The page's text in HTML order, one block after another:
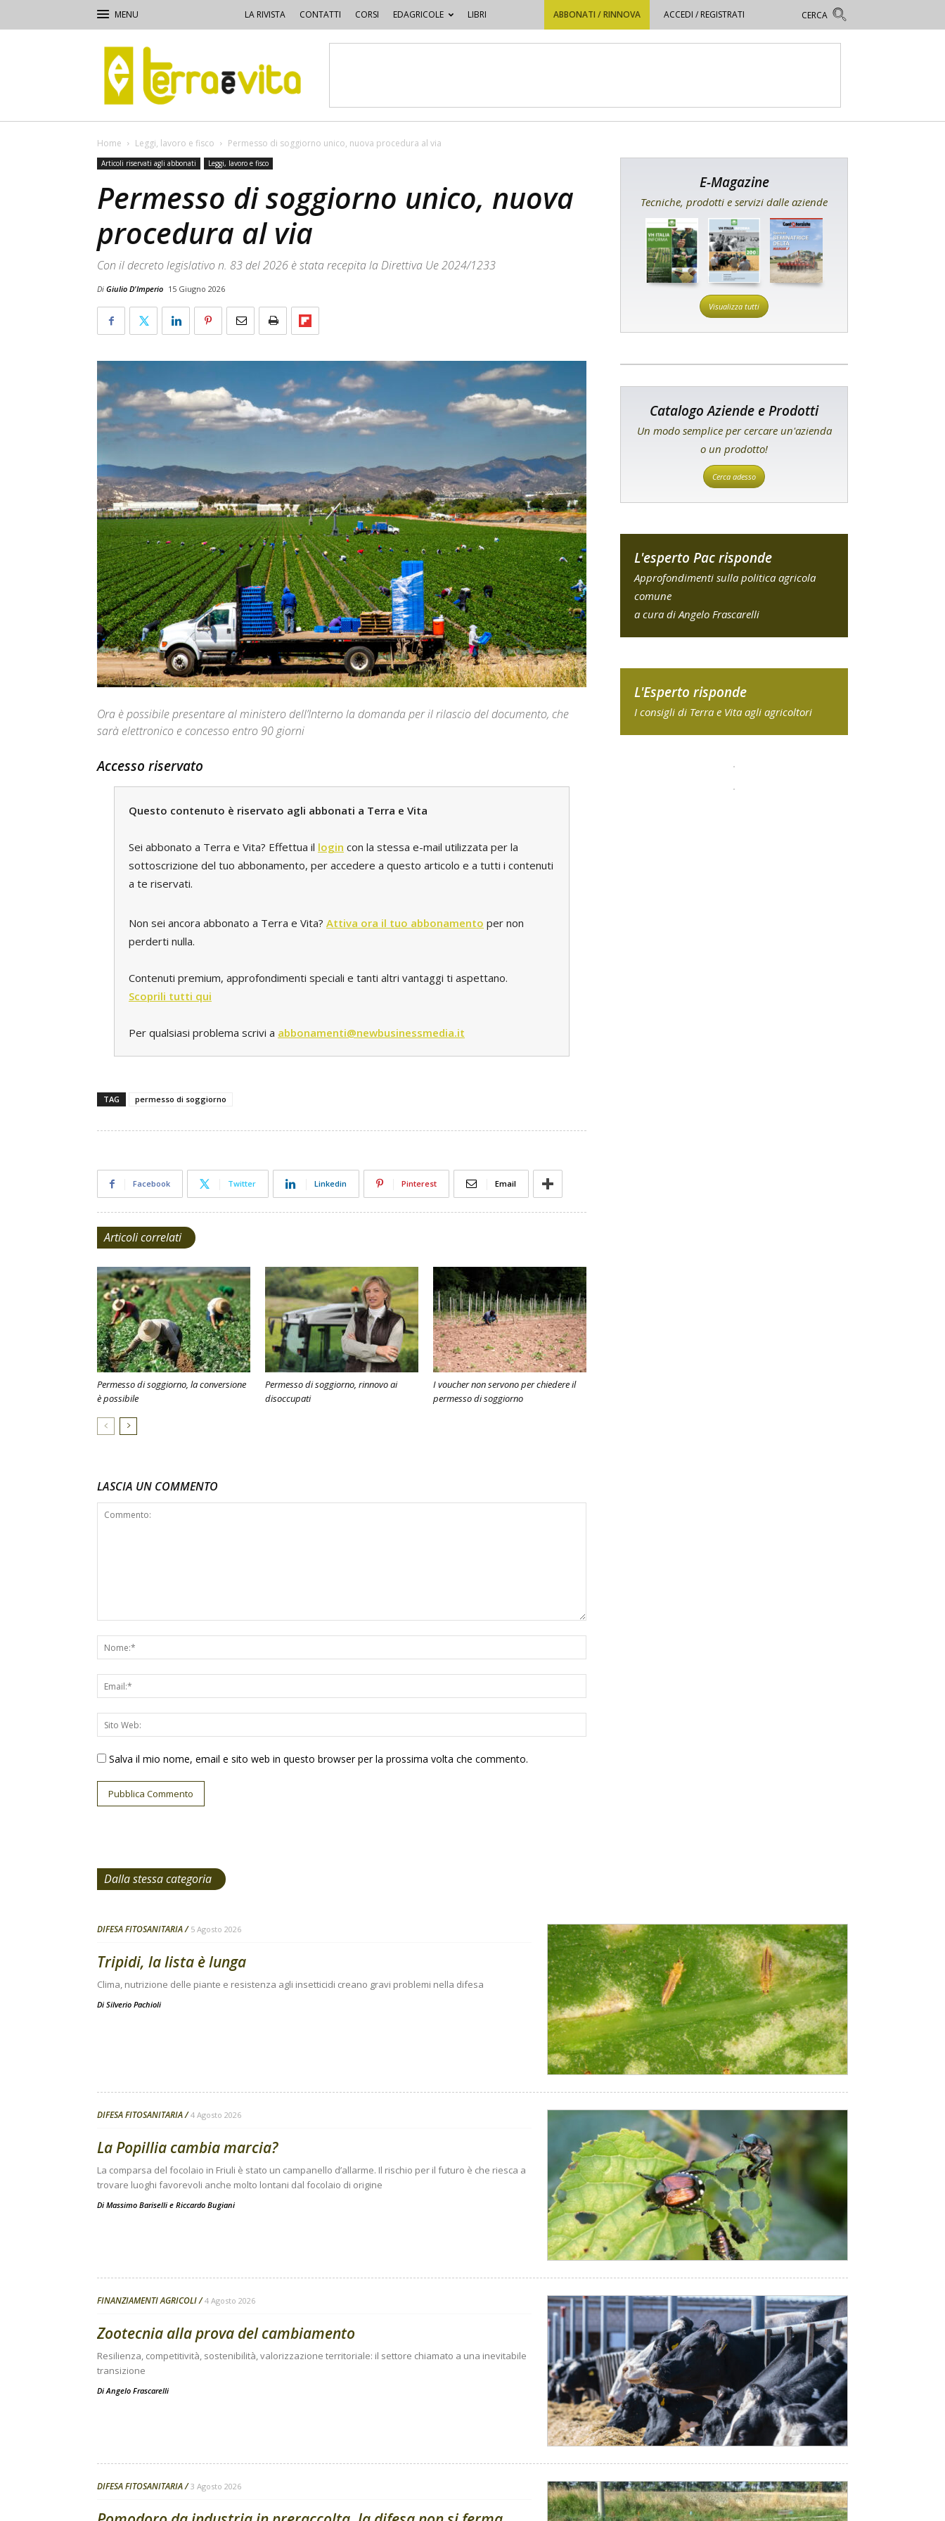
LA RIVISTA CONTATTI CORSI EDAGRICOLE LIBRI ABBONATI / RINNOVA ACCEDI / REGISTRATI
Terra
e
Vita
Home Leggi, lavoro e fisco Permesso di soggiorno unico, nuova procedura al via
Articoli riservati agli abbonati Leggi, lavoro e fisco
Permesso di soggiorno unico, nuova
procedura al via
Con il decreto legislativo n. 83 del 2026 è stata recepita la Direttiva Ue 2024/1233
Di Giulio D'Imperio 15 Giugno 2026
Ora è possibile presentare al ministero dell’Interno la domanda per il rilascio del documento, che
sarà elettronico e concesso entro 90 giorni
Accesso riservato
Questo contenuto è riservato agli abbonati a Terra e Vita
Sei abbonato a Terra e Vita? Effettua il login con la stessa e-mail utilizzata per la
sottoscrizione del tuo abbonamento, per accedere a questo articolo e a tutti i contenuti
a te riservati.
Non sei ancora abbonato a Terra e Vita? Attiva ora il tuo abbonamento per non
perderti nulla.
Contenuti premium, approfondimenti speciali e tanti altri vantaggi ti aspettano.
Scoprili tutti qui
Per qualsiasi problema scrivi a abbonamenti@newbusinessmedia.it
TAG permesso di soggiorno
Facebook Twitter Linkedin Pinterest Email
Articoli correlati
Permesso di soggiorno, la conversione
è possibile
Permesso di soggiorno, rinnovo ai
disoccupati
I voucher non servono per chiedere il
permesso di soggiorno
LASCIA UN COMMENTO
Salva il mio nome, email e sito web in questo browser per la prossima volta che commento.
E-Magazine
Tecniche, prodotti e servizi dalle aziende
Visualizza tutti
Catalogo Aziende e Prodotti
Un modo semplice per cercare un'azienda
o un prodotto!
Cerca adesso
L'esperto Pac risponde
Approfondimenti sulla politica agricola
comune
a cura di Angelo Frascarelli
L'Esperto risponde
I consigli di Terra e Vita agli agricoltori
Dalla stessa categoria
DIFESA FITOSANITARIA 5 Agosto 2026
Tripidi, la lista è lunga
Clima, nutrizione delle piante e resistenza agli insetticidi creano gravi problemi nella difesa
Di Silverio Pachioli
DIFESA FITOSANITARIA 4 Agosto 2026
La Popillia cambia marcia?
La comparsa del focolaio in Friuli è stato un campanello d’allarme. Il rischio per il futuro è che riesca a
trovare luoghi favorevoli anche molto lontani dal focolaio di origine
Di Massimo Bariselli e Riccardo Bugiani
FINANZIAMENTI AGRICOLI 4 Agosto 2026
Zootecnia alla prova del cambiamento
Resilienza, competitività, sostenibilità, valorizzazione territoriale: il settore chiamato a una inevitabile
transizione
DiAngelo Frascarelli
DIFESA FITOSANITARIA 3 Agosto 2026